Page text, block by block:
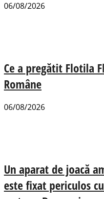
06/08/2026
Ce a pregătit Flotila
Române
06/08/2026
Un aparat de joacă
este fixat periculos